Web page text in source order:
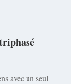
avec un seul